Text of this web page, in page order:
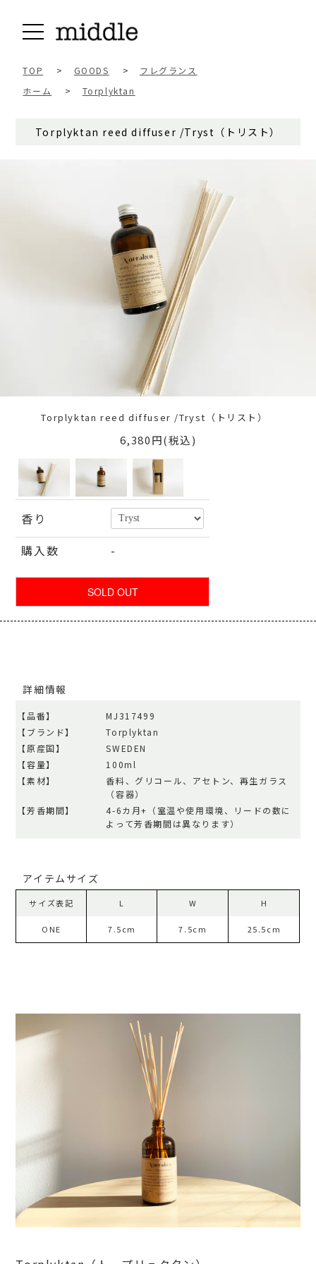
TOP > GOODS >
フレグランス
ホーム
> Torplyktan
Torplyktan reed diffuser /Tryst（トリスト）
Torplyktan reed diffuser /Tryst（トリスト）
6,380円(税込)
香り
購入数
-
詳細情報
【品番】
MJ317499
【ブランド】
Torplyktan
【原産国】
SWEDEN
【容量】
100ml
【素材】
香料、グリコール、アセトン、再生ガラス
（容器）
【芳香期間】
4-6カ月+（室温や使用環境、リードの数に
よって芳香期間は異なります）
アイテムサイズ
サイズ表記 L W H
ONE 7.5cm 7.5cm 25.5cm